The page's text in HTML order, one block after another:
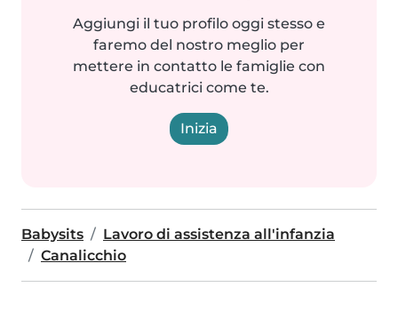
Aggiungi il tuo profilo oggi stesso e
faremo del nostro meglio per
mettere in contatto le famiglie con
educatrici come te.
Inizia
Babysits
Lavoro di assistenza all'infanzia
Canalicchio